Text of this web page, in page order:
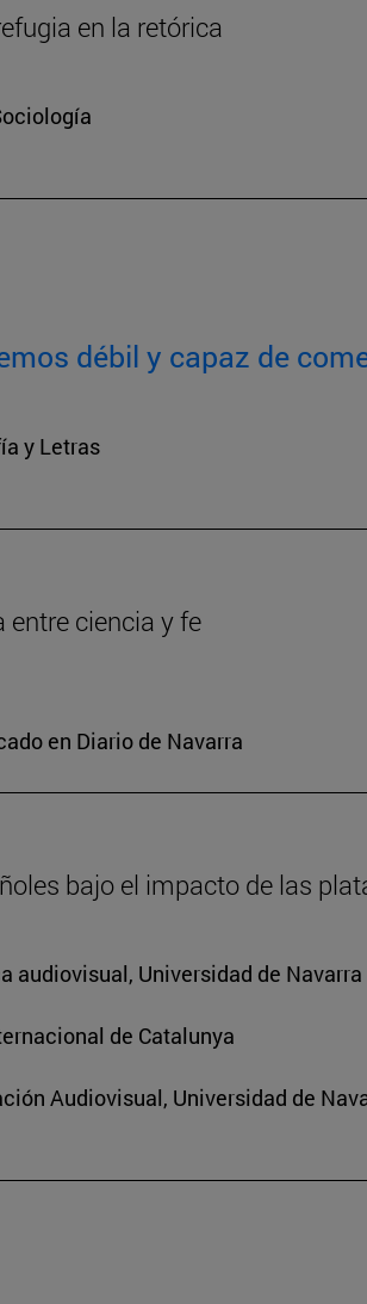
en la retórica
débil y capaz de
y Letras
entre ciencia y fe
en Diario de Navarra
bajo el impacto de las
audiovisual, Universidad de Navarra
de Catalunya
Audiovisual, Universidad de